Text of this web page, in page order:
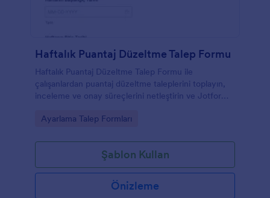
Haftalık Puantaj Düzeltme Talep Formu
Haftalık Puantaj Düzeltme Talep Formu ile
çalışanlardan puantaj düzeltme taleplerini toplayın,
inceleme ve onay süreçlerini netleştirin ve Jotform
Go to Category:
Ayarlama Talep Formları
Şablon Kullan
Önizleme